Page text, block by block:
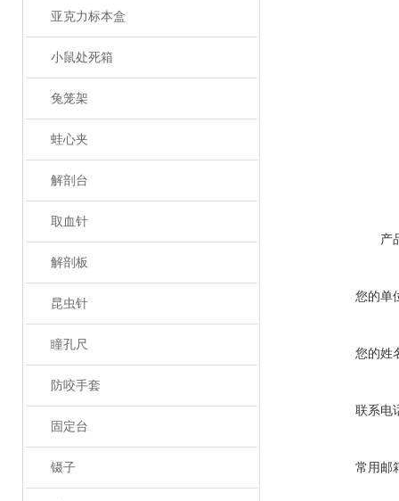
亚克力标本盒
小鼠处死箱
兔笼架
蛙心夹
解剖台
取血针
解剖板
昆虫针
瞳孔尺
防咬手套
固定台
镊子
产
您的单
您的姓
联系电
常用邮